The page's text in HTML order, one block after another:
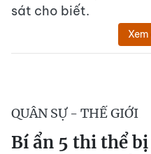
sát cho biết.
QUÂN SỰ - THẾ GIỚI
Bí ẩn 5 thi thể